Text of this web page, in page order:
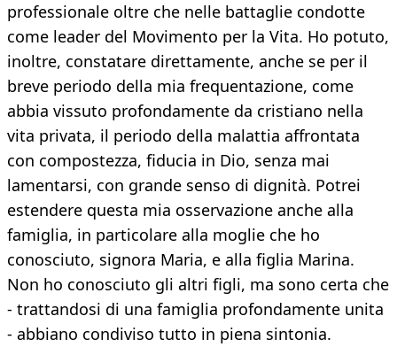
professionale oltre che nelle battaglie condotte
come leader del Movimento per la Vita. Ho potuto,
inoltre, constatare direttamente, anche se per il
breve periodo della mia frequentazione, come
abbia vissuto profondamente da cristiano nella
vita privata, il periodo della malattia affrontata
con compostezza, fiducia in Dio, senza mai
lamentarsi, con grande senso di dignità. Potrei
estendere questa mia osservazione anche alla
famiglia, in particolare alla moglie che ho
conosciuto, signora Maria, e alla figlia Marina.
Non ho conosciuto gli altri figli, ma sono certa che
- trattandosi di una famiglia profondamente unita
- abbiano condiviso tutto in piena sintonia.